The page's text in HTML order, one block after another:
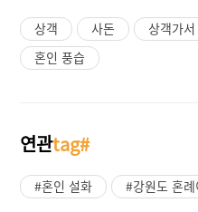
상객 사돈 상객가
혼인 풍습
연관tag#
#혼인 설화 #강원도 혼례